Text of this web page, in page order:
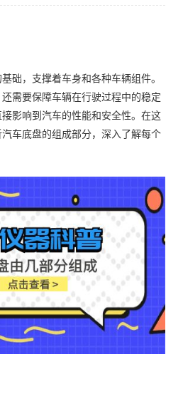
础，支撑着车身和各种车辆组件。
需要保障车辆在行驶过程中的稳定
影响到汽车的性能和安全性。在这
车底盘的组成部分，深入了解每个